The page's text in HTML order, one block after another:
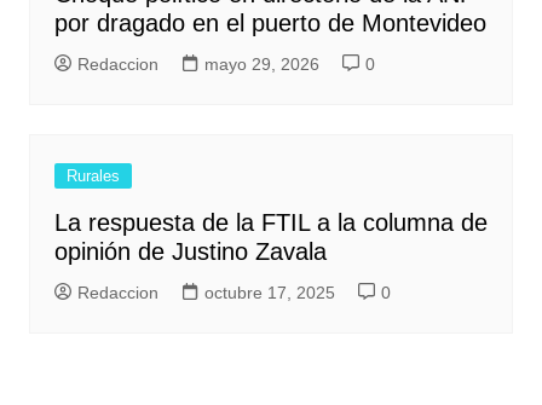
por dragado en el puerto de Montevideo
Redaccion mayo 29, 2026 0
Rurales
La respuesta de la FTIL a la columna de
opinión de Justino Zavala
Redaccion octubre 17, 2025 0